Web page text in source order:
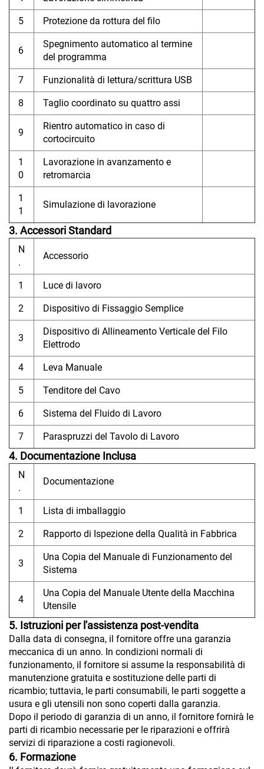
5 Protezione da rottura del filo
6
Spegnimento automatico al termine
del programma
7 Funzionalità di lettura/scrittura USB
8 Taglio coordinato su quattro assi
9
Rientro automatico in caso di
cortocircuito
1
0
Lavorazione in avanzamento e
retromarcia
1
1
Simulazione di lavorazione
3. Accessori Standard
N
.
Accessorio
1 Luce di lavoro
2 Dispositivo di Fissaggio Semplice
3
Dispositivo di Allineamento Verticale del Filo
Elettrodo
4 Leva Manuale
5 Tenditore del Cavo
6 Sistema del Fluido di Lavoro
7 Paraspruzzi del Tavolo di Lavoro
4. Documentazione Inclusa
N
.
Documentazione
1 Lista di imballaggio
2 Rapporto di Ispezione della Qualità in Fabbrica
3
Una Copia del Manuale di Funzionamento del
Sistema
4
Una Copia del Manuale Utente della Macchina
Utensile
5. Istruzioni per l'assistenza post-vendita
Dalla data di consegna, il fornitore offre una garanzia
meccanica di un anno. In condizioni normali di
funzionamento, il fornitore si assume la responsabilità di
manutenzione gratuita e sostituzione delle parti di
ricambio; tuttavia, le parti consumabili, le parti soggette a
usura e gli utensili non sono coperti dalla garanzia.
Dopo il periodo di garanzia di un anno, il fornitore fornirà le
parti di ricambio necessarie per le riparazioni e offrirà
servizi di riparazione a costi ragionevoli.
6. Formazione